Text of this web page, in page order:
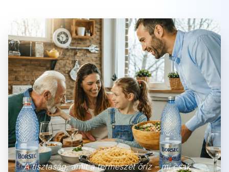
"A tisztaság, amit a természet őriz – mi csak